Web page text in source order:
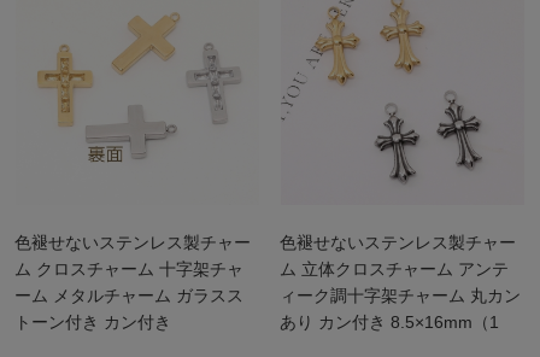
色褪せないステンレス製チャー
ム クロスチャーム 十字架チャ
ーム メタルチャーム ガラスス
トーン付き カン付き
色褪せないステンレス製チャー
ム 立体クロスチャーム アンテ
ィーク調十字架チャーム 丸カン
あり カン付き 8.5×16mm（1